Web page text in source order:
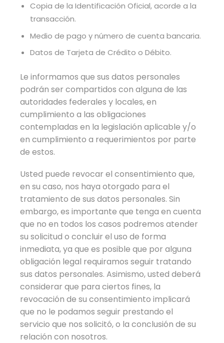
Copia de la Identificación Oficial, acorde a la
transacción.
Medio de pago y número de cuenta bancaria.
Datos de Tarjeta de Crédito o Débito.
Le informamos que sus datos personales
podrán ser compartidos con alguna de las
autoridades federales y locales, en
cumplimiento a las obligaciones
contempladas en la legislación aplicable y/o
en cumplimiento a requerimientos por parte
de estos.
Usted puede revocar el consentimiento que,
en su caso, nos haya otorgado para el
tratamiento de sus datos personales. Sin
embargo, es importante que tenga en cuenta
que no en todos los casos podremos atender
su solicitud o concluir el uso de forma
inmediata, ya que es posible que por alguna
obligación legal requiramos seguir tratando
sus datos personales. Asimismo, usted deberá
considerar que para ciertos fines, la
revocación de su consentimiento implicará
que no le podamos seguir prestando el
servicio que nos solicitó, o la conclusión de su
relación con nosotros.